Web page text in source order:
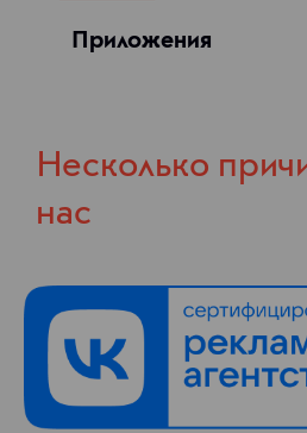
Приложения
Несколько
нас